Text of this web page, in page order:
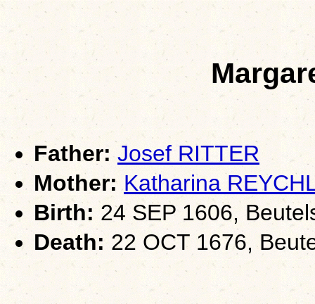
Father: Josef RITTER
Mother: Katharina
Birth: 24 SEP 1606,
Death: 22 OCT 1676,